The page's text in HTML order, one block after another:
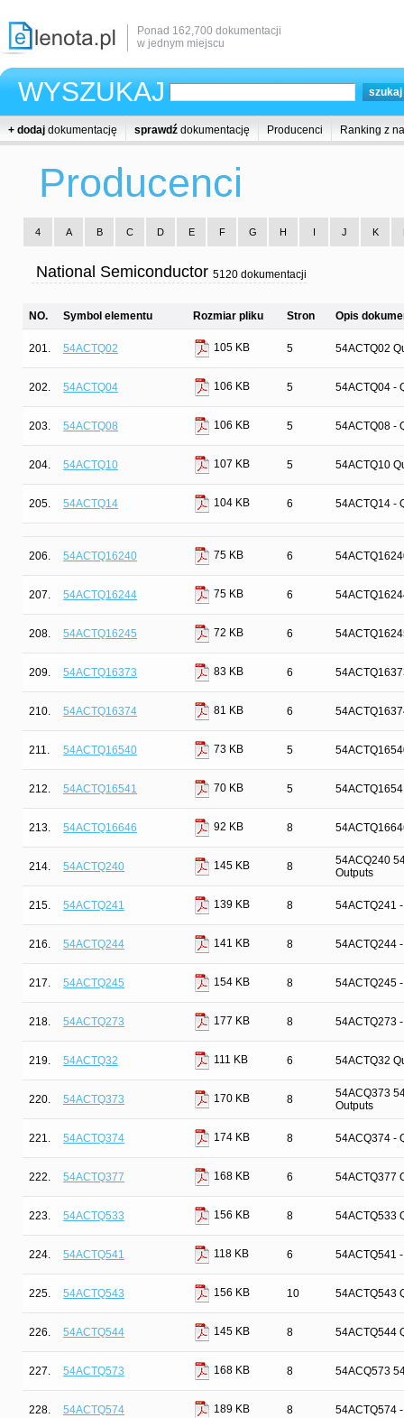
Ponad 162,700 dokumentacji
w jednym miejscu
WYSZUKAJ
+ dodaj dokumentację sprawdź dokumentację Producenci Ranking z
Producenci
4 A B C D E F G H I J K
National Semiconductor 5120 dokumentacji
NO. Symbol elementu Rozmiar pliku Stron Opis
201. 54ACTQ02 105 KB 5 54ACTQ02
202. 54ACTQ04 106 KB 5 54ACTQ04 -
203. 54ACTQ08 106 KB 5 54ACTQ08 -
204. 54ACTQ10 107 KB 5 54ACTQ10
205. 54ACTQ14 104 KB 6 54ACTQ14 -
206. 54ACTQ16240 75 KB 6
207. 54ACTQ16244 75 KB 6
208. 54ACTQ16245 72 KB 6
209. 54ACTQ16373 83 KB 6
210. 54ACTQ16374 81 KB 6
211. 54ACTQ16540 73 KB 5
212. 54ACTQ16541 70 KB 5
213. 54ACTQ16646 92 KB 8
214. 54ACTQ240 145 KB 8
54ACQ240
Outputs
215. 54ACTQ241 139 KB 8 54ACTQ241
216. 54ACTQ244 141 KB 8 54ACTQ244
217. 54ACTQ245 154 KB 8 54ACTQ245
218. 54ACTQ273 177 KB 8 54ACTQ273
219. 54ACTQ32 111 KB 6 54ACTQ32
220. 54ACTQ373 170 KB 8
54ACQ373
Outputs
221. 54ACTQ374 174 KB 8 54ACQ374 -
222. 54ACTQ377 168 KB 6 54ACTQ377
223. 54ACTQ533 156 KB 8 54ACTQ533
224. 54ACTQ541 118 KB 6 54ACTQ541
225. 54ACTQ543 156 KB 10 54ACTQ543
226. 54ACTQ544 145 KB 8 54ACTQ544
227. 54ACTQ573 168 KB 8 54ACQ573
228. 54ACTQ574 189 KB 8 54ACTQ574